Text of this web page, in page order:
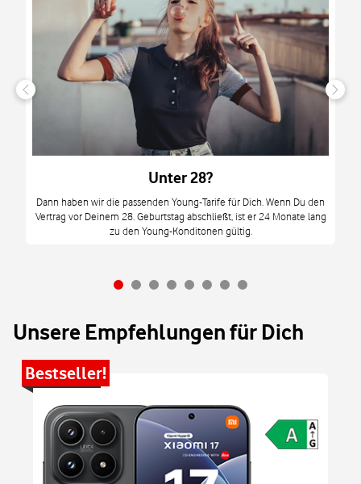
Unter 28?
Dann haben wir die passenden Young-Tarife für Dich. Wenn Du den
Vertrag vor Deinem 28. Geburtstag abschließt, ist er 24 Monate lang
zu den Young-Konditonen gültig.
Unsere Empfehlungen für Dich
Bestseller!